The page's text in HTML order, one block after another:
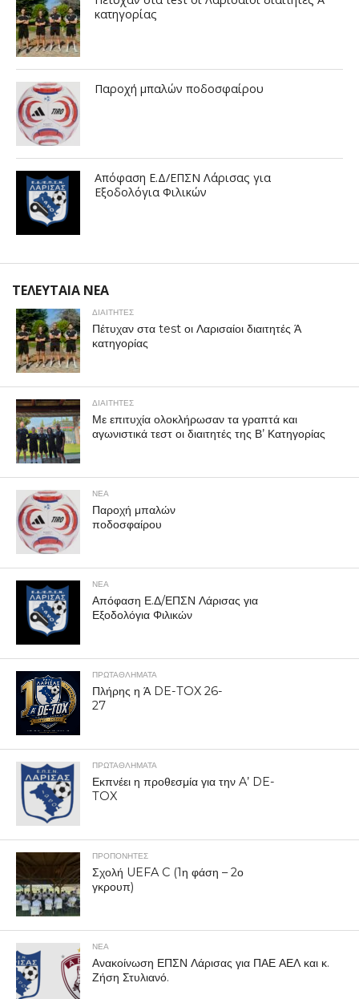
κατηγορίας
Παροχή μπαλών ποδοσφαίρου
Απόφαση Ε.Δ/ΕΠΣΝ Λάρισας για
Εξοδολόγια Φιλικών
ΤΕΛΕΥΤΑΙΑ ΝΕΑ
ΔΙΑΙΤΗΤΕΣ
Πέτυχαν στα test οι Λαρισαίοι διαιτητές Ά
κατηγορίας
ΔΙΑΙΤΗΤΕΣ
Με επιτυχία ολοκλήρωσαν τα γραπτά και
αγωνιστικά τεστ οι διαιτητές της Β’ Κατηγορίας
ΝΕΑ
Παροχή μπαλών
ποδοσφαίρου
ΝΕΑ
Απόφαση Ε.Δ/ΕΠΣΝ Λάρισας για
Εξοδολόγια Φιλικών
ΠΡΩΤΑΘΛΉΜΑΤΑ
Πλήρης η Ά DE-TOX 26-
27
ΠΡΩΤΑΘΛΉΜΑΤΑ
Εκπνέει η προθεσμία για την A’ DE-
TOX
ΠΡΟΠΟΝΗΤΈΣ
Σχολή UEFA C (1η φάση – 2ο
γκρουπ)
ΝΕΑ
Ανακοίνωση ΕΠΣΝ Λάρισας για ΠΑΕ ΑΕΛ και κ.
Ζήση Στυλιανό.